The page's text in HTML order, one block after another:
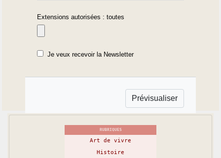
Extensions autorisées : toutes
Je veux recevoir la Newsletter
RUBRIQUES
Art de vivre
Histoire